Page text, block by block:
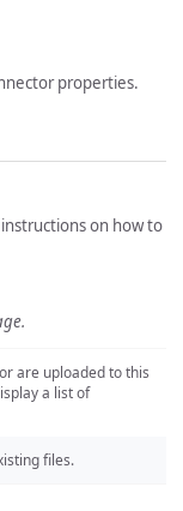
properties.
on how to
are uploaded to this
a list of
files.